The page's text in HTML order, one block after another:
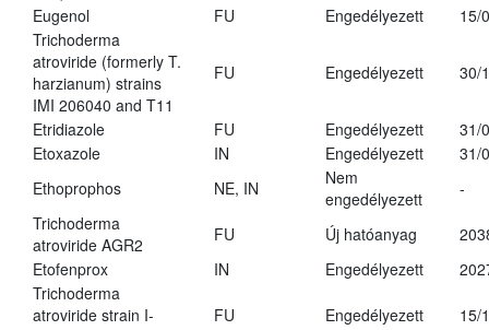
Eugenol
FU Engedélyezett
15/
Trichoderma
atroviride (formerly T.
harzianum) strains
IMI 206040 and T11
FU Engedélyezett 30/
Etridiazole FU Engedélyezett
31/
Etoxazole
IN Engedélyezett
31/
Ethoprophos
NE, IN
Nem
engedélyezett
-
Trichoderma
atroviride AGR2
FU Új hatóanyag
Etofenprox
IN Engedélyezett
Trichoderma
atroviride strain I-
FU Engedélyezett 15/